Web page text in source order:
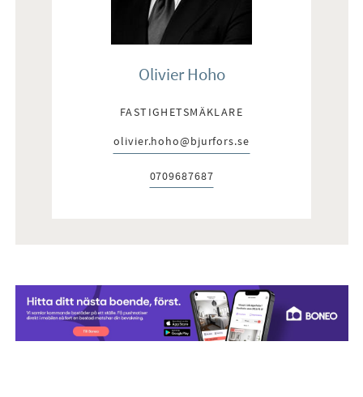
Olivier Hoho
FASTIGHETSMÄKLARE
E-post:
olivier.hoho@bjurfors.se
Telefon:
0709687687